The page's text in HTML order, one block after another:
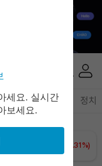
마켓 정책 정치
₩91,599,735
(+1.43%)
세요. 실시간
보세요.